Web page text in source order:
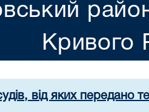
Кривого
від яких передано